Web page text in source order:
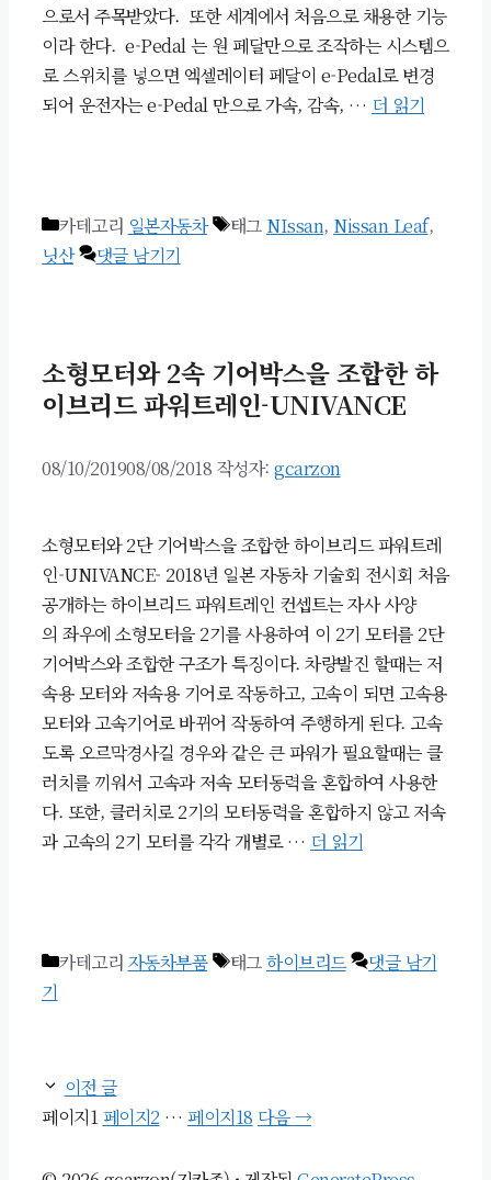
으로서 주목받았다. 또한 세계에서 처음으로 채용한 기능
이라 한다. e-Pedal 는 원 페달만으로 조작하는 시스템으
로 스위치를 넣으면 엑셀레이터 페달이 e-Pedal로 변경
되어 운전자는 e-Pedal 만으로 가속, 감속, … 더 읽기
카테고리 일본자동차 태그 NIssan, Nissan Leaf,
닛산
댓글 남기기
소형모터와 2속 기어박스을 조합한 하
이브리드 파워트레인-UNIVANCE
08/10/201908/08/2018 작성자: gcarzon
소형모터와 2단 기어박스을 조합한 하이브리드 파워트레
인-UNIVANCE- 2018년 일본 자동차 기술회 전시회 처음
공개하는 하이브리드 파워트레인 컨셉트는 자사 사양
의 좌우에 소형모터을 2기를 사용하여 이 2기 모터를 2단
기어박스와 조합한 구조가 특징이다. 차량발진 할때는 저
속용 모터와 저속용 기어로 작동하고, 고속이 되면 고속용
모터와 고속기어로 바뀌어 작동하여 주행하게 된다. 고속
도록 오르막경사길 경우와 같은 큰 파워가 필요할때는 클
러치를 끼워서 고속과 저속 모터동력을 혼합하여 사용한
다. 또한, 클러치로 2기의 모터동력을 혼합하지 않고 저속
과 고속의 2기 모터를 각각 개별로 … 더 읽기
카테고리 자동차부품 태그하이브리드
댓글 남기
기
이전 글
페이지1 페이지2 … 페이지18 다음→